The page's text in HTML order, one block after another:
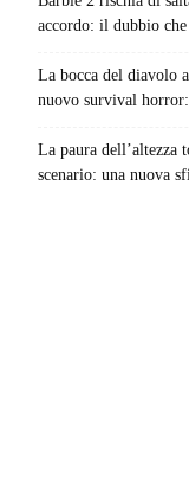
accordo: il dubbio
La bocca del diavolo
nuovo survival
La paura dell’altezza
scenario: una nuova